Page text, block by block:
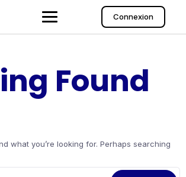
Connexion
Found
what you’re looking for. Perhaps searching